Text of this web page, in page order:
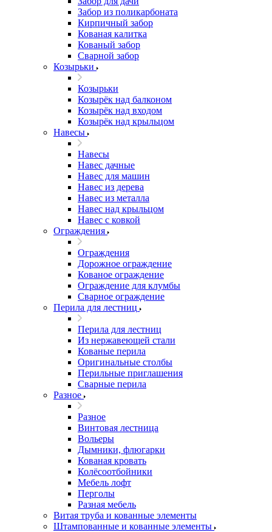
Забор из поликарбоната
Кирпичный забор
Кованая калитка
Кованый забор
Сварной забор
Козырьки
Козырьки
Козырёк над балконом
Козырёк над входом
Козырёк над крыльцом
Навесы
Навесы
Навес дачные
Навес для машин
Навес из дерева
Навес из металла
Навес над крыльцом
Навес с ковкой
Ограждения
Ограждения
Дорожное ограждение
Кованое ограждение
Ограждение для клумбы
Сварное ограждение
Перила для лестниц
Перила для лестниц
Из нержавеющей стали
Кованые перила
Оригинальные столбы
Перильные приглашения
Сварные перила
Разное
Разное
Винтовая лестница
Вольеры
Дымники, флюгарки
Кованая кровать
Колёсоотбойники
Мебель лофт
Перголы
Разная мебель
Витая труба и кованные элементы
Штампованные и кованные элементы